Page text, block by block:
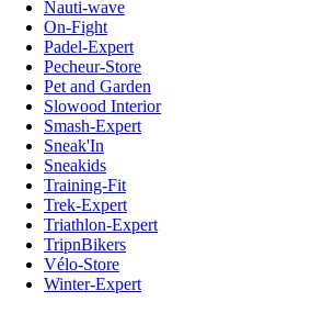
Nauti-wave
On-Fight
Padel-Expert
Pecheur-Store
Pet and Garden
Slowood Interior
Smash-Expert
Sneak'In
Sneakids
Training-Fit
Trek-Expert
Triathlon-Expert
TripnBikers
Vélo-Store
Winter-Expert